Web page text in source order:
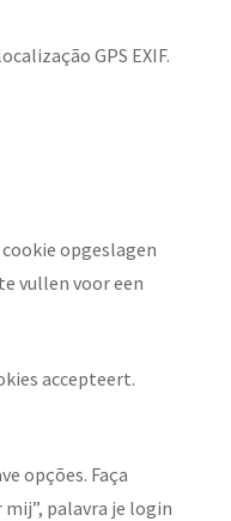
GPS EXIF.
opgeslagen
vullen voor een
accepteert.
opções. Faça
mij”, palavra je login